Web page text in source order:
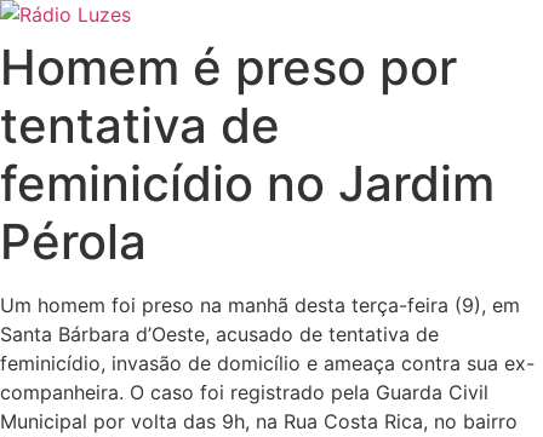
Ir
oHomem é preso por
tentativa de
feminicídio no Jardim
Pérola
Um homem foi preso na manhã desta terça-feira (9), em
Santa Bárbara d’Oeste, acusado de tentativa de
feminicídio, invasão de domicílio e ameaça contra sua ex-
companheira. O caso foi registrado pela Guarda Civil
Municipal por volta das 9h, na Rua Costa Rica, no bairro